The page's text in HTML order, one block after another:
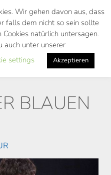
BLAUEN
Wir gehen davon aus, dass
falls dem nicht so sein sollte
natürlich untersagen.
auch unter unserer
settings Akzeptieren